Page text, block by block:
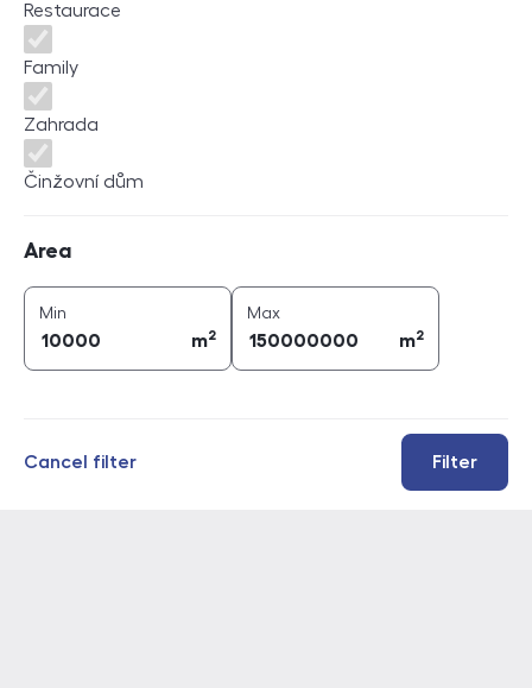
Restaurace
Family
Zahrada
Činžovní dům
Area
Min
m2
Maxarea (
m2
Filter
Cancel filter